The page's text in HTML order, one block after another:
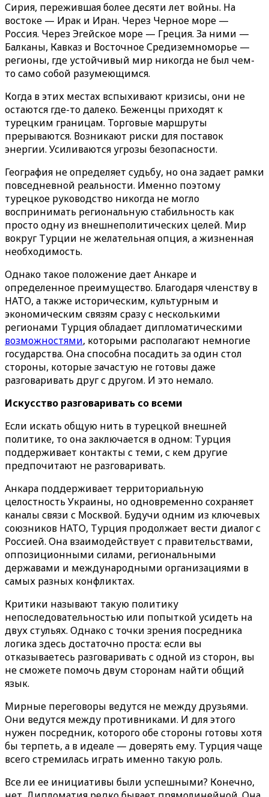
Сирия, пережившая более десяти лет войны. На
востоке — Ирак и Иран. Через Черное море —
Россия. Через Эгейское море — Греция. За ними —
Балканы, Кавказ и Восточное Средиземноморье —
регионы, где устойчивый мир никогда не был чем-
то само собой разумеющимся.
Когда в этих местах вспыхивают кризисы, они не
остаются где-то далеко. Беженцы приходят к
турецким границам. Торговые маршруты
прерываются. Возникают риски для поставок
энергии. Усиливаются угрозы безопасности.
География не определяет судьбу, но она задает рамки
повседневной реальности. Именно поэтому
турецкое руководство никогда не могло
воспринимать региональную стабильность как
просто одну из внешнеполитических целей. Мир
вокруг Турции не желательная опция, а жизненная
необходимость.
Однако такое положение дает Анкаре и
определенное преимущество. Благодаря членству в
НАТО, а также историческим, культурным и
экономическим связям сразу с несколькими
регионами Турция обладает дипломатическими
возможностями, которыми располагают немногие
государства. Она способна посадить за один стол
стороны, которые зачастую не готовы даже
разговаривать друг с другом. И это немало.
Искусство разговаривать со всеми
Если искать общую нить в турецкой внешней
политике, то она заключается в одном: Турция
поддерживает контакты с теми, с кем другие
предпочитают не разговаривать.
Анкара поддерживает территориальную
целостность Украины, но одновременно сохраняет
каналы связи с Москвой. Будучи одним из ключевых
союзников НАТО, Турция продолжает вести диалог с
Россией. Она взаимодействует с правительствами,
оппозиционными силами, региональными
державами и международными организациями в
самых разных конфликтах.
Критики называют такую политику
непоследовательностью или попыткой усидеть на
двух стульях. Однако с точки зрения посредника
логика здесь достаточно проста: если вы
отказываетесь разговаривать с одной из сторон, вы
не сможете помочь двум сторонам найти общий
язык.
Мирные переговоры ведутся не между друзьями.
Они ведутся между противниками. И для этого
нужен посредник, которого обе стороны готовы хотя
бы терпеть, а в идеале — доверять ему. Турция чаще
всего стремилась играть именно такую роль.
Все ли ее инициативы были успешными? Конечно,